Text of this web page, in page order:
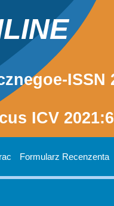
ISSN
ICV
Formularz Recenzenta